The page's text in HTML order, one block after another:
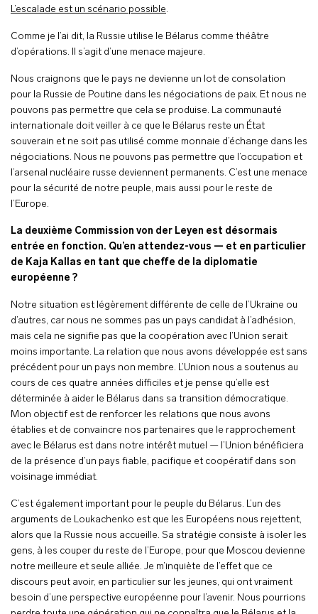
L’escalade est un scénario possible.
Comme je l’ai dit, la Russie utilise le Bélarus comme théâtre
d’opérations. Il s’agit d’une menace majeure.
Nous craignons que le pays ne devienne un lot de consolation
pour la Russie de Poutine dans les négociations de paix. Et nous ne
pouvons pas permettre que cela se produise. La communauté
internationale doit veiller à ce que le Bélarus reste un État
souverain et ne soit pas utilisé comme monnaie d’échange dans les
négociations. Nous ne pouvons pas permettre que l’occupation et
l’arsenal nucléaire russe deviennent permanents. C’est une menace
pour la sécurité de notre peuple, mais aussi pour le reste de
l’Europe.
La deuxième Commission von der Leyen est désormais
entrée en fonction. Qu’en attendez-vous — et en particulier
de Kaja Kallas en tant que cheffe de la diplomatie
européenne ?
Notre situation est légèrement différente de celle de l’Ukraine ou
d’autres, car nous ne sommes pas un pays candidat à l’adhésion,
mais cela ne signifie pas que la coopération avec l’Union serait
moins importante. La relation que nous avons développée est sans
précédent pour un pays non membre. L’Union nous a soutenus au
cours de ces quatre années difficiles et je pense qu’elle est
déterminée à aider le Bélarus dans sa transition démocratique.
Mon objectif est de renforcer les relations que nous avons
établies et de convaincre nos partenaires que le rapprochement
avec le Bélarus est dans notre intérêt mutuel — l’Union bénéficiera
de la présence d’un pays fiable, pacifique et coopératif dans son
voisinage immédiat.
C’est également important pour le peuple du Bélarus. L’un des
arguments de Loukachenko est que les Européens nous rejettent,
alors que la Russie nous accueille. Sa stratégie consiste à isoler les
gens, à les couper du reste de l’Europe, pour que Moscou devienne
notre meilleure et seule alliée. Je m’inquiète de l’effet que ce
discours peut avoir, en particulier sur les jeunes, qui ont vraiment
besoin d’une perspective européenne pour l’avenir. Nous pourrions